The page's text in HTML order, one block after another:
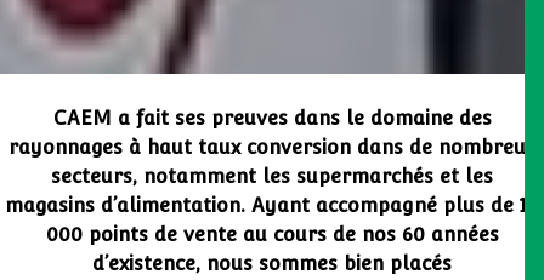
CAEM a fait ses preuves dans le domaine des
rayonnages à haut taux conversion dans de nombreux
secteurs, notamment les supermarchés et les
magasins d’alimentation. Ayant accompagné plus de 10
000 points de vente au cours de nos 60 années
d’existence, nous sommes bien placés